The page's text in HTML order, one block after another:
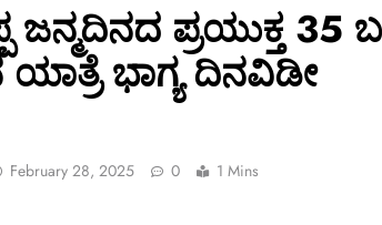
ಪ್ರಯುಕ್ತ 35
ಭಾಗ್ಯ ದಿನವಿಡೀ
February 28, 2025 0 1 Mins